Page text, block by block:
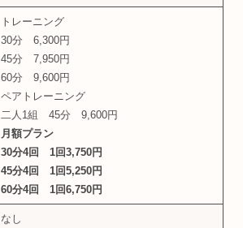
トレーニング
30分 6,300円
45分 7,950円
60分 9,600円
ペアトレーニング
二人1組 45分 9,600円
月額プラン
30分4回 1回3,750円
45分4回 1回5,250円
60分4回 1回6,750円
なし